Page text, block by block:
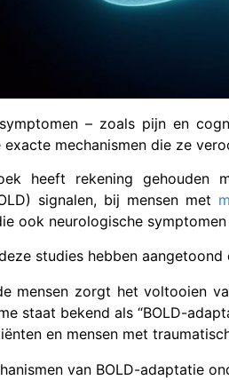
– zoals pijn en
mechanismen die ze
heeft rekening gehouden
signalen, bij mensen met
ook neurologische symptomen
studies hebben aangetoond
mensen zorgt het voltooien
staat bekend als “BOLD-
en mensen met
van BOLD-adaptatie